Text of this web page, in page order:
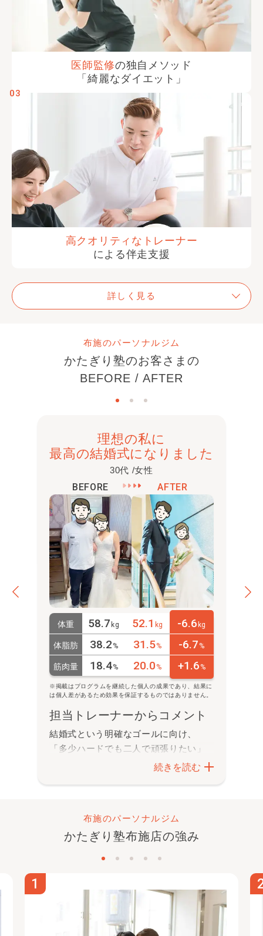
医師監修の独自メソッド
「綺麗なダイエット」
03
高クオリティな トレーナー
による伴走支援
詳しく見る
布施のパーソナルジム
かたぎり塾のお客さまの
BEFORE / AFTER
理想の私に
最高の結婚式になりました
30代 /女性
BEFORE AFTER
体重 58.7 kg 52.1 kg -6.6 kg
体脂肪 38.2 % 31.5% -6.7 %
筋肉量 18.4% 20.0 % +1.6 %
※掲載はプログラムを継続した個人の成果であり、結果に
は個人差があるため効果を保証するものではありません。
担当トレーナーからコメント
結婚式という明確なゴールに向け、
「多少ハードでも二人で頑張りたい」
されました。
されました！
海外出張や多忙な時期に変化が停滞し
最高の状態で目標を達成さ
れました！
続きを読む
布施のパーソナルジム
かたぎり塾布施店の強み
1